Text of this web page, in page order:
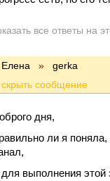
все ответы на
Елена » gerka
дня,
ли я
выполнения этой